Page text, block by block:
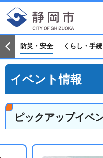
防災・安全 くらし・手
イベント情報
ピックアップイベ